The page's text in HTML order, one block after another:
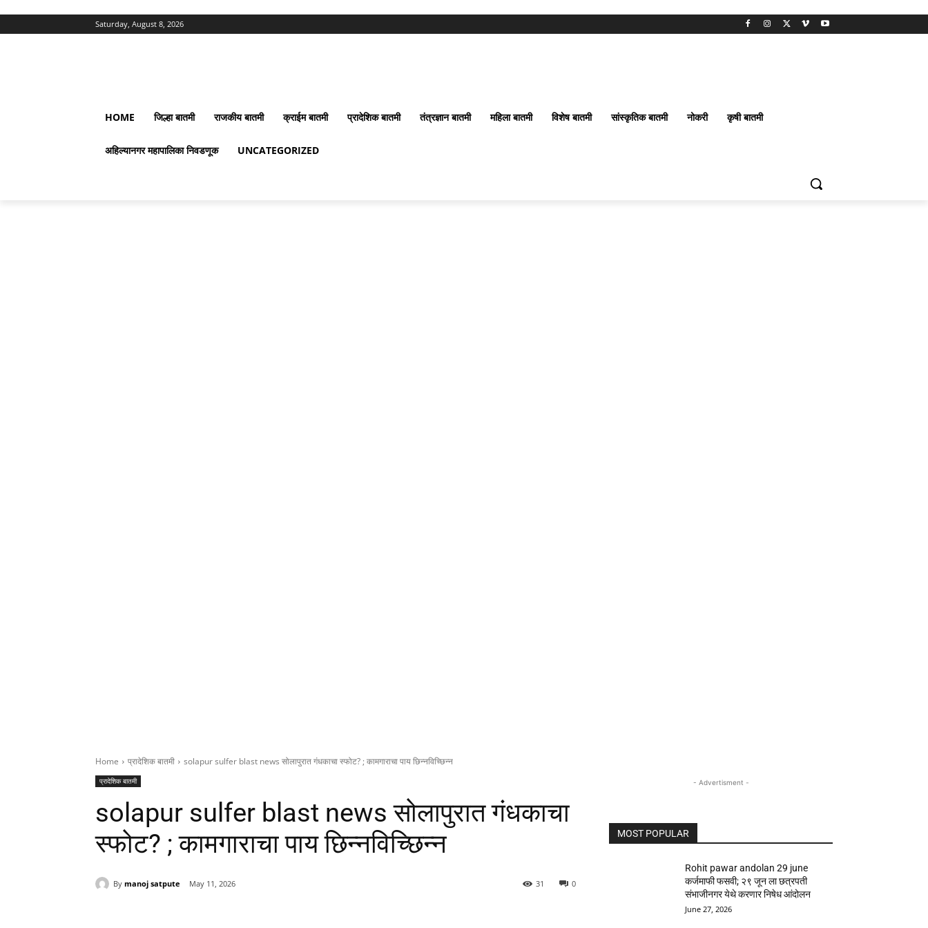
Saturday, August 8, 2026
HOME जिल्हा बातमी राजकीय बातमी क्राईम बातमी प्रादेशिक बातमी तंत्रज्ञान बातमी महिला बातमी विशेष बातमी सांस्कृतिक बातमी नोकरी कृषी बातमी
अहिल्यानगर महापालिका निवडणूक UNCATEGORIZED
Home प्रादेशिक बातमी solapur sulfer blast news सोलापुरात गंधकाचा स्फोट? ; कामगाराचा पाय छिन्नविच्छिन्न
प्रादेशिक बातमी
solapur sulfer blast news सोलापुरात गंधकाचा
स्फोट? ; कामगाराचा पाय छिन्नविच्छिन्न
By manoj satpute May 11, 2026 0
31
- Advertisment -
MOST POPULAR
Rohit pawar andolan 29 june
कर्जमाफी फसवी; २९ जून ला छत्रपती
संभाजीनगर येथे करणार निषेध आंदोलन
June 27, 2026